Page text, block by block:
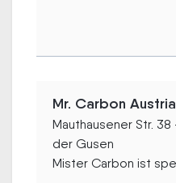
Mr. Carbon
Mauthausener Str.
der Gusen
Mister Carbon ist